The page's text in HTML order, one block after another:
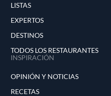
LISTAS
EXPERTOS
DESTINOS
TODOS LOS RESTAURANTES
INSPIRACIÓN
OPINIÓN Y NOTICIAS
RECETAS